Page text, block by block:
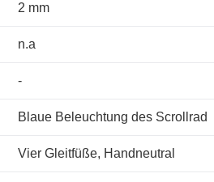
2 mm
n.a
-
Blaue Beleuchtung des Scrollrad
Vier Gleitfüße, Handneutral